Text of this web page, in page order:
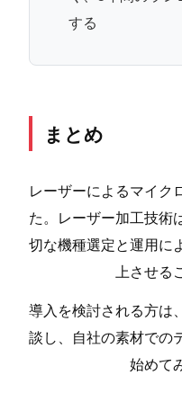
する
まとめ
レーザーによるマイク
た。レーザー加工技術
切な機種選定と運用に
上させる
導入を検討される方は
談し、自社の素材での
始めて